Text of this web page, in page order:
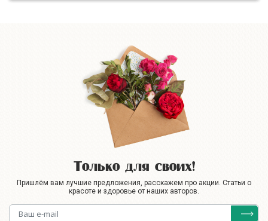
Только для своих!
Пришлём вам лучшие предложения, расскажем про акции. Статьи о
красоте и здоровье от наших авторов.